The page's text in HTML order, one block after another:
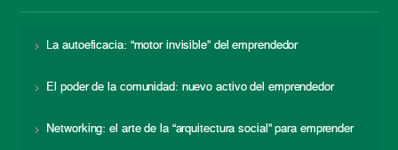
La autoeficacia: “motor invisible” del emprendedor
El poder de la comunidad: nuevo activo del emprendedor
Networking: el arte de la “arquitectura social” para emprender